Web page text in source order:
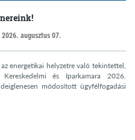
2026. augusztus 07.
energetikai helyzetre való tekintettel,
és Iparkamara 2026.
módosított ügyfélfogadási